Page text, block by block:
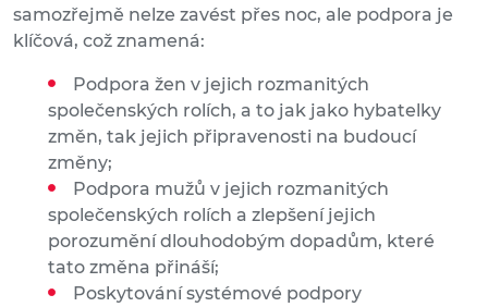
samozřejmě nelze zavést přes noc, ale podpora je
klíčová, což znamená:
Podpora žen v jejich rozmanitých
společenských rolích, a to jak jako hybatelky
změn, tak jejich připravenosti na budoucí
změny;
Podpora mužů v jejich rozmanitých
společenských rolích a zlepšení jejich
porozumění dlouhodobým dopadům, které
tato změna přináší;
Poskytování systémové podpory